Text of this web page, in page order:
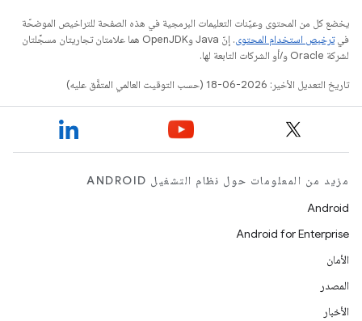
يخضع كل من المحتوى وعيّنات التعليمات البرمجية في هذه الصفحة للتراخيص الموضحّة
فيترخيص استخدام المحتوى
. إنّ Java وOpenJDK هما علامتان تجاريتان مسجَّلتان
لشركة Oracle و/أو الشركات التابعة لها.
تاريخ التعديل الأخير: 2026-06-18 (حسب التوقيت العالمي المتفَّق عليه)
مزيد من المعلومات حول نظام التشغيل ANDROID
Android
Android for Enterprise
الأمان
المصدر
الأخبار